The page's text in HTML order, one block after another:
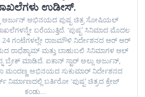
ಉಡೀಸ್.
ಅರ್ಜುನ್ ಅಭಿನಯದ ಪುಷ್ಪ ಚಿತ್ರ ಸೋಷಿಯಲ್
ಬರೆಯುತ್ತಿದೆ. ʻಪುಷ್ಪʼ ಸಿನಿಮಾದ ಮೊದಲ
ಗಂಟೆಗಳಲ್ಲೇ ರಾಜಮೌಳಿ ನಿರ್ದೇಶನದ ಆರ್ ಆರ್
ರಾಧೆಶ್ಯಾಮ್ ಮತ್ತು ಬಾಹುಬಲಿ ಸಿನಿಮಾಗಳ ಆಲ್
ಬ್ರೇಕ್ ಮಾಡಿದೆ. ಐಕಾನ್ ಸ್ಟಾರ್ ಅಲ್ಲು ಅರ್ಜುನ್,
ಮಂದಣ್ಣ ಅಭಿನಯದ ಸುಕುಮಾರ್ ನಿರ್ದೇಶನದ
ನಿರ್ಮಾಣದಲ್ಲಿ ಬರ್ತಿರೋ ʻಪುಷ್ಪʼ ಚಿತ್ರದ ಕ್ರೇಜ್
ಕಂಡು…